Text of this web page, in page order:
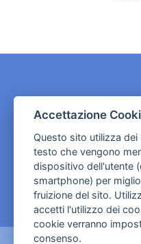
Accettazione
Questo sito utilizza
testo che vengono
dispositivo dell'utente
smartphone) per
fruizione del sito.
accetti l'utilizzo dei
cookie verranno
consenso.